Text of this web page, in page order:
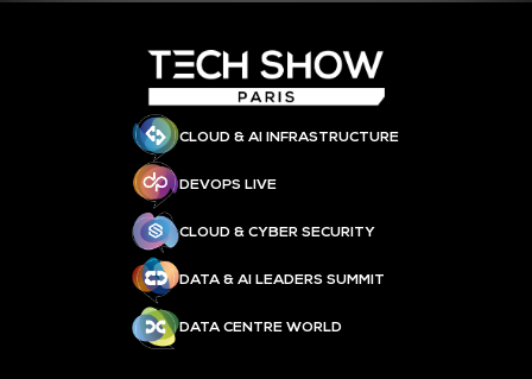
CLOUD & AI INFRASTRUCTURE
DEVOPS LIVE
CLOUD & CYBER SECURITY
DATA & AI LEADERS SUMMIT
DATA CENTRE WORLD